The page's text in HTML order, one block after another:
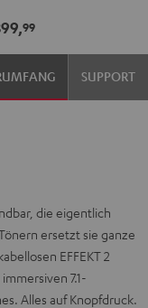
99
SUPPORT
die eigentlich
ersetzt sie ganze
EFFEKT 2
7.1-
Alles auf Knopfdruck.